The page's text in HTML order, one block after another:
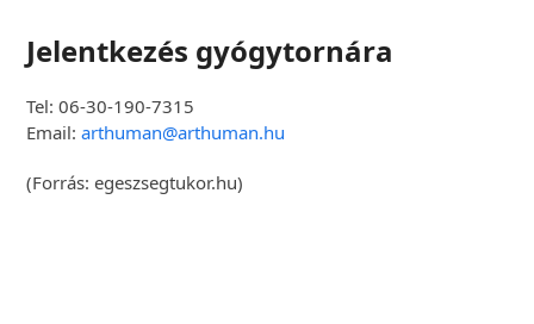
Jelentkezés gyógytornára
Tel: 06-30-190-7315
Email: arthuman@arthuman.hu
(Forrás: egeszsegtukor.hu)